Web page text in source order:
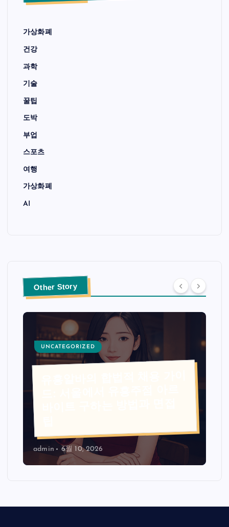
가상화폐
건강
과학
기술
꿀팁
도박
부업
스포츠
여행
가상화폐
AI
Other Story
UNCATEGORIZED
admin 6월 10, 2026